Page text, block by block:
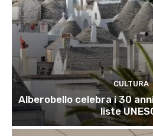
CULTURA
Alberobello celebra i 30
liste